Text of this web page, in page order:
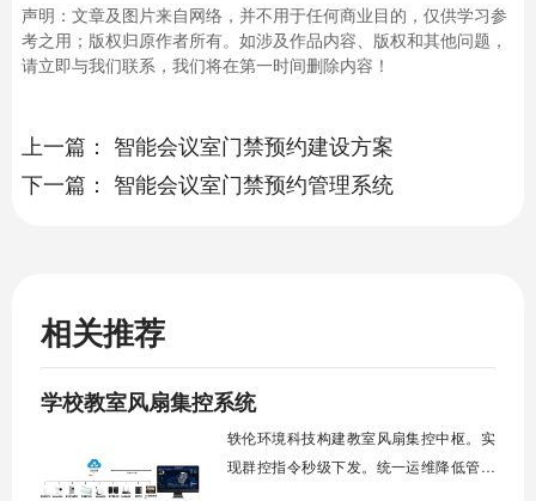
声明：文章及图片来自网络，并不用于任何商业目的，仅供学习参
考之用；版权归原作者所有。如涉及作品内容、版权和其他问题，
请立即与我们联系，我们将在第一时间删除内容！
上一篇： 智能会议室门禁预约建设方案
下一篇： 智能会议室门禁预约管理系统
相关推荐
学校教室风扇集控系统
轶伦环境科技构建教室风扇集控中枢。实
现群控指令秒级下发。统一运维降低管理